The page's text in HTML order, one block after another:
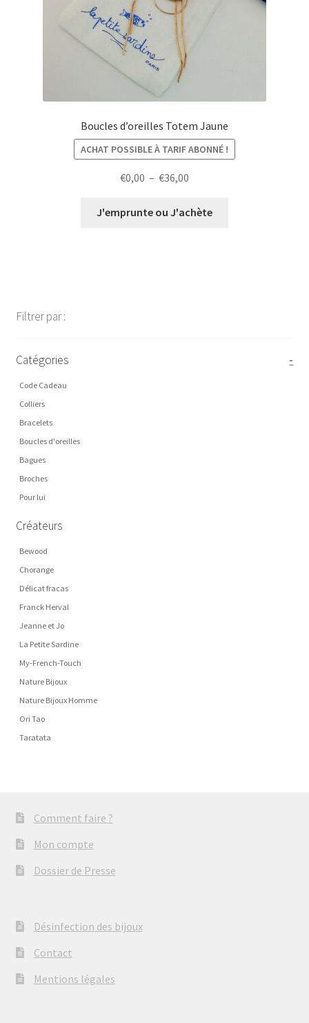
Boucles d’oreilles Totem Jaune
ACHAT POSSIBLE À TARIF ABONNÉ !
€0,00 – €36,00
prix :
J'emprunte ou J'achète
Filtrer par :
Catégories -
Code Cadeau
Colliers
Bracelets
Boucles d'oreilles
Bagues
Broches
Pour lui
Créateurs
Bewood
Chorange
Délicat fracas
Franck Herval
Jeanne et Jo
La Petite Sardine
My-French-Touch
Nature Bijoux
Nature Bijoux Homme
Ori Tao
Taratata
Comment faire ?
Mon compte
Dossier de Presse
Désinfection des bijoux
Contact
Mentions légales